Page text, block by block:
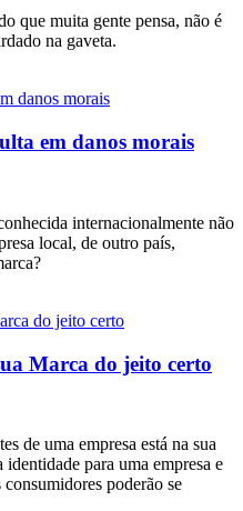
que muita gente pensa, não é
na gaveta.
em danos morais
internacionalmente não
local, de outro país,
Marca do jeito certo
de uma empresa está na sua
para uma empresa e
poderão se